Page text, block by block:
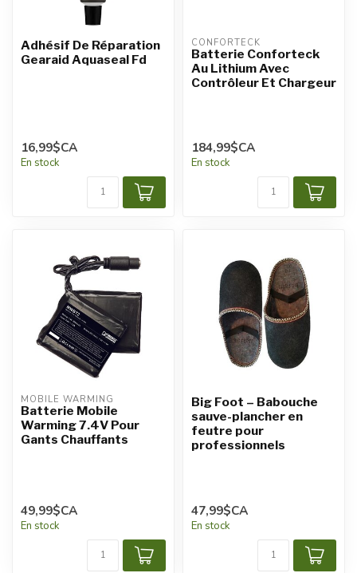
Adhésif De Réparation
Gearaid Aquaseal Fd
16,99$CA
En stock
CONFORTECK
Batterie Conforteck
Au Lithium Avec
Contrôleur Et Chargeur
184,99$CA
En stock
MOBILE WARMING
Batterie Mobile
Warming 7.4V Pour
Gants Chauffants
49,99$CA
En stock
Big Foot – Babouche
sauve-plancher en
feutre pour
professionnels
47,99$CA
En stock